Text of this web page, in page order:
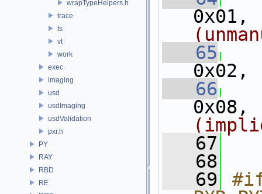
wrapTypeHelpers.h
trace
ts
vt
work
exec
imaging
usd
usdImaging
usdValidation
pxr.h
PY
RAY
RBD
RE
   65
   66
   67
   68
   69